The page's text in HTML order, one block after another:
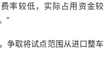
率较低，实际占用资金较
”
争取将试点范围从进口整车